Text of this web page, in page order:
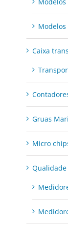
Modelos
Caixa
Gruas
Micro
Qualidade